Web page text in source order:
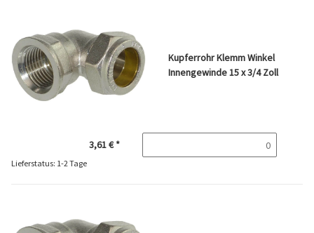
Kupferrohr Klemm Winkel
Innengewinde 15 x 3/4 Zoll
3,61 €*
Lieferstatus: 1-2 Tage